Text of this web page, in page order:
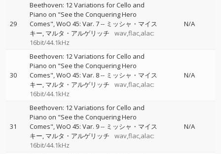
29
Beethoven: 12 Variations for Cello and
Piano on "See the Conquering Hero
Comes", WoO 45: Var. 7-- ミッシャ・マイス
キー マルタ・アルゲリッチ
wav,flac,alac:
16bit/44.1kHz
N/A
30
Beethoven: 12 Variations for Cello and
Piano on "See the Conquering Hero
Comes", WoO 45: Var. 8-- ミッシャ・マイス
キー マルタ・アルゲリッチ
wav,flac,alac:
16bit/44.1kHz
N/A
31
Beethoven: 12 Variations for Cello and
Piano on "See the Conquering Hero
Comes", WoO 45: Var. 9-- ミッシャ・マイス
キー マルタ・アルゲリッチ
wav,flac,alac:
16bit/44.1kHz
N/A